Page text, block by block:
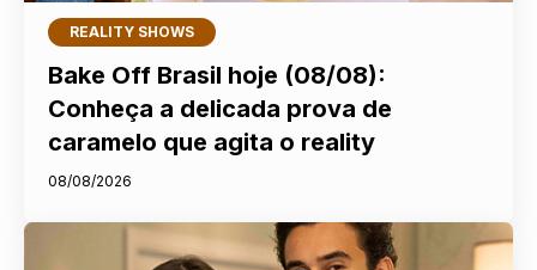
REALITY SHOWS
Bake Off Brasil hoje (08/08):
Conheça a delicada prova de
caramelo que agita o reality
08/08/2026